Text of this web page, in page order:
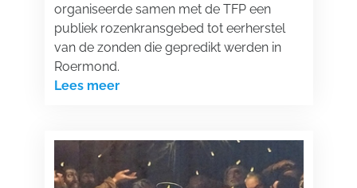
organiseerde samen met de TFP een
publiek rozenkransgebed tot eerherstel
van de zonden die gepredikt werden in
Roermond.
Lees meer